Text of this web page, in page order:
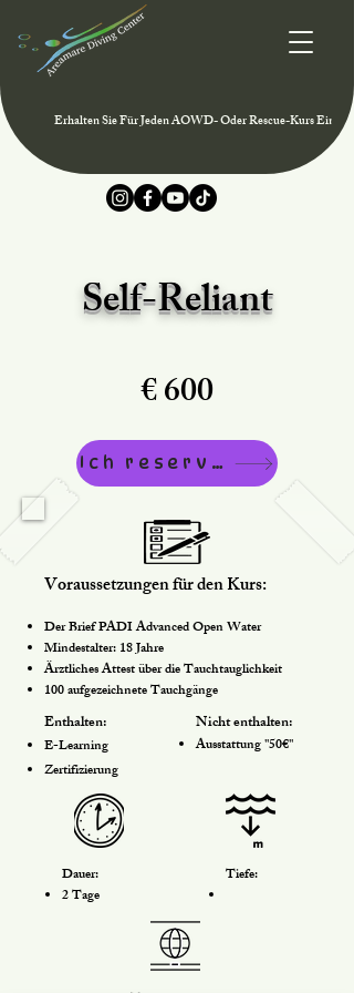
Erhalten Sie Für Jeden AOWD- Oder Rescue-Kurs Eine
Self-Reliant
€ 600
Ich reserviere
Voraussetzungen für den Kurs:
Der Brief PADI Advanced Open Water
Mindestalter: 18 Jahre
Ärztliches Attest über die Tauchtauglichkeit
100 aufgezeichnete Tauchgänge
Enthalten:
E-Learning
Zertifizierung
Dauer:
2 Tage
Nicht enthalten:
Ausstattung "50€"​
Tiefe: